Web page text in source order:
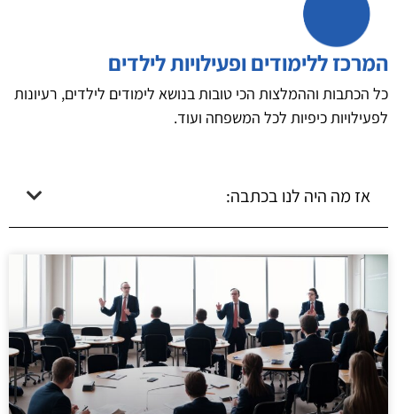
המרכז ללימודים ופעילויות לילדים
כל הכתבות וההמלצות הכי טובות בנושא לימודים לילדים, רעיונות
לפעילויות כיפיות לכל המשפחה ועוד.
אז מה היה לנו בכתבה: